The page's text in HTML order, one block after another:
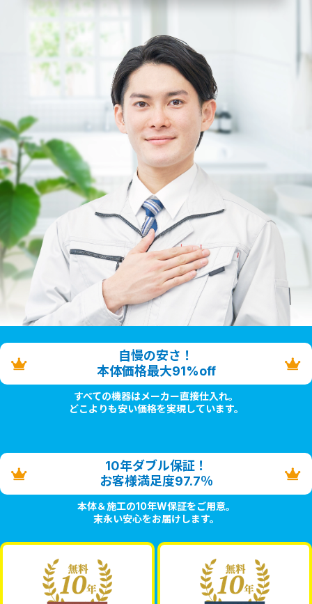
自慢の安さ！
本体価格最大91%off
すべての機器はメーカー直接仕入れ。
どこよりも安い価格を実現しています。
10年ダブル保証！
お客様満足度97.7％
本体＆施工の10年W保証をご用意。
末永い安心をお届けします。